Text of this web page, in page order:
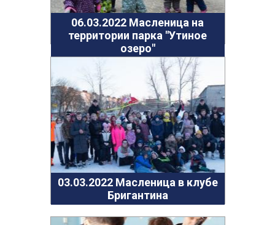
06.03.2022 Масленица на
территории парка "Утиное
озеро"
03.03.2022 Масленица в клубе
Бригантина